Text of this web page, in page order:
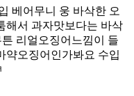
베어무니 웅 바삭한 오
해서 과자맛보다는 바삭
리얼오징어느낌이 들
약오징어인가봐요 수입